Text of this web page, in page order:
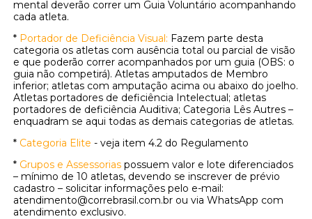
mental deverão correr um Guia Voluntário acompanhando
cada atleta.
* Portador de Deficiência Visual: Fazem parte desta
categoria os atletas com ausência total ou parcial de visão
e que poderão correr acompanhados por um guia (OBS: o
guia não competirá). Atletas amputados de Membro
inferior; atletas com amputação acima ou abaixo do joelho.
Atletas portadores de deficiência Intelectual; atletas
portadores de deficiência Auditiva; Categoria Lês Autres –
enquadram se aqui todas as demais categorias de atletas.
* Categoria Elite- veja item 4.2 do Regulamento
* Grupos e Assessorias possuem valor e lote diferenciados
– mínimo de 10 atletas, devendo se inscrever de prévio
cadastro – solicitar informações pelo e-mail:
atendimento@correbrasil.com.br ou via WhatsApp com
atendimento exclusivo.